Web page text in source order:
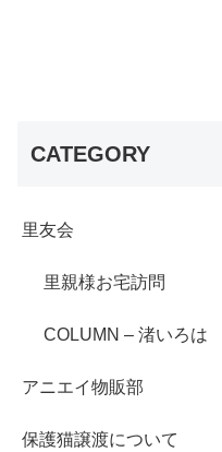
CATEGORY
里友会
里親様お宅訪問
COLUMN – 渚いろは
アニエイ物販部
保護猫譲渡について